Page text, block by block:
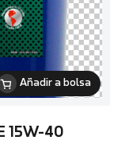
Añadir a bolsa
15W-40